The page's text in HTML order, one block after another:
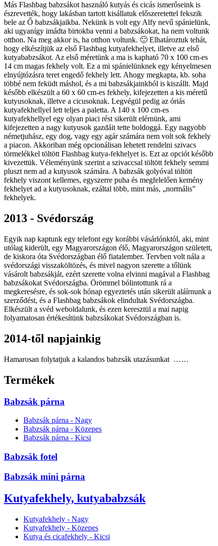
Más Flashbag babzsákot használó kutyás és cicás ismerőseink is
észrevették, hogy lakásban tartott kisállatuk előszeretettel fekszik
bele az Ő babzsákjaikba. Nekünk is volt egy Alfy nevű spánielünk,
aki ugyanígy imádta birtokba venni a babzsákokat, ha nem voltunk
otthon. Na meg akkor is, ha otthon voltunk. 🙂 Elhatároztuk tehát,
hogy elkészítjük az első Flashbag kutyafekhelyet, illetve az első
kutyababzsákot. Az első méretünk a ma is kapható 70 x 100 cm-es
14 cm magas fekhely volt. Ez a mi spánielünknek egy kényelmesen
elnyújtózásra teret engedő fekhely lett. Ahogy megkapta, kb. soha
többé nem feküdt máshol, és a mi babzsákjainkból is kiszállt. Majd
később elkészült a 60 x 60 cm-es fekhely, kifejezetten a kis méretű
kutyusoknak, illetve a cicusoknak. Legvégül pedig az óriás
kutyafekhellyel lett teljes a paletta. A 140 x 100 cm-es
kutyafekhellyel egy olyan piaci rést sikerült elérnünk, ami
kifejezetten a nagy kutyusok gazdáit tette boldoggá. Egy nagyobb
németjuhász, egy dog, vagy egy agár számára nem volt sok fekhely
a piacon. Akkoriban még opcionálisan lehetett rendelni szivacs
törmelékkel töltött Flashbag kutya-fekhelyet is. Ezt az opciót később
kivezettük. Véleményünk szerint a szivaccsal töltött fekhely semmi
pluszt nem ad a kutyusok számára. A babzsák golyóval töltött
fekhely viszont kellemes, egyszerre puha és megfelelően kemény
fekhelyet ad a kutyusoknak, ezáltal több, mint más, „normális”
fekhelyek.
2013 - Svédország
Egyik nap kaptunk egy telefont egy korábbi vásárlónktól, aki, mint
utólag kiderült, egy Magyarországon élő, Magyarországon született,
de kiskora óta Svédországban élő fiatalember. Tervben volt nála a
svédországi visszaköltözés, és mivel nagyon szerette a tőlünk
vásárolt babzsákját, ezért szerette volna elvinni magával a Flashbag
babzsákokat Svédországba. Örömmel bólintottunk rá a
megkeresésre, és sok-sok hónap egyeztetés után sikerült aláírnunk a
szerződést, és a Flashbag babzsákok elindultak Svédországba.
Elkészült a svéd weboldalunk, és ezen keresztül a mai napig
folyamatosan értékesítünk babzsákokat Svédországban is.
2014-től napjainkig
Hamarosan folytatjuk a kalandos babzsák utazásunkat ……
Termékek
Babzsák párna
Babzsák párna - Nagy
Babzsák párna - Közepes
Babzsák párna - Kicsi
Babzsák fotel
Babzsák mini párna
Kutyafekhely, kutyababzsák
Kutyafekhely - Nagy
Kutyafekhely - Közepes
Kutya és cicafekhely - Kicsi